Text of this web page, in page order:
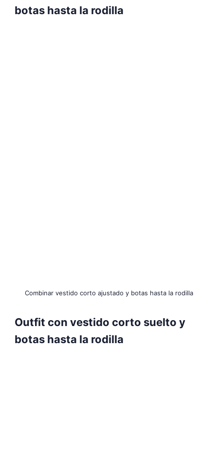
botas hasta la rodilla
Combinar vestido corto ajustado y botas hasta la rodilla
Outfit con vestido corto suelto y
botas hasta la rodilla